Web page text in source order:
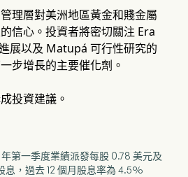
理層對美洲地區黃金和賤金屬
信心。投資者將密切關注 Era
展以及 Matupá 可行性研究的
步增長的主要催化劑。
投資建議。
第一季度業績派發每股 0.78 美元及
息，過去 12 個月股息率為 4.5%